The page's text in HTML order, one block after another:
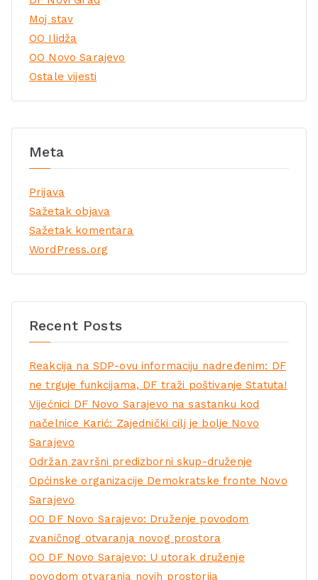
Moj stav
OO Ilidža
OO Novo Sarajevo
Ostale vijesti
Meta
Prijava
Sažetak objava
Sažetak komentara
WordPress.org
Recent Posts
Reakcija na SDP-ovu informaciju nadređenim: DF
ne trguje funkcijama, DF traži poštivanje Statuta!
Vijećnici DF Novo Sarajevo na sastanku kod
načelnice Karić: Zajednički cilj je bolje Novo
Sarajevo
Održan završni predizborni skup-druženje
Općinske organizacije Demokratske fronte Novo
Sarajevo
OO DF Novo Sarajevo: Druženje povodom
zvaničnog otvaranja novog prostora
OO DF Novo Sarajevo: U utorak druženje
povodom otvaranja novih prostorija